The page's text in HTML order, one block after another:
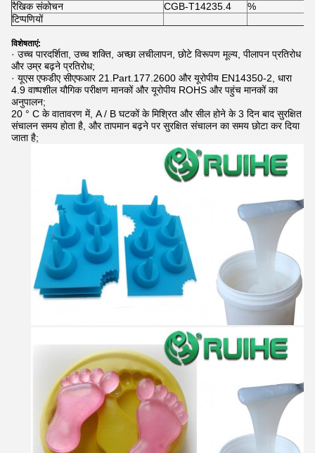
रैखिक संकोचन
CGB-T14235.4 %
टिप्पणियों
विशेषताएं:
· उच्च पारदर्शिता, उच्च शक्ति, अच्छा लचीलापन, छोटे विरूपण मूल्य, पीलापन प्रतिरोध
और उम्र बढ़ने प्रतिरोध;
· यूएस एफडीए सीएफआर 21.Part.177.2600 और यूरोपीय EN14350-2, धारा
4.9 वाष्पशील यौगिक परीक्षण मानकों और यूरोपीय ROHS और पहुंच मानकों का
अनुपालन;
20 ° C के वातावरण में, A / B घटकों के मिश्रित और सील होने के 3 दिन बाद सुरक्षित
संचालन समय होता है, और तापमान बढ़ने पर सुरक्षित संचालन का समय छोटा कर दिया
जाता है;